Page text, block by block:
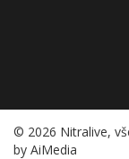
© 2026 Nitralive,
by AiMedia